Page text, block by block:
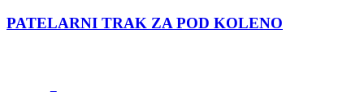
PATELARNI TRAK ZA POD KOLENO